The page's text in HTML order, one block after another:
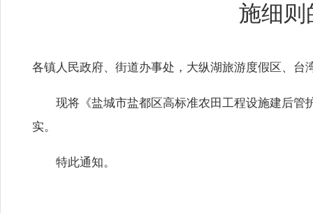
施细则
各镇人民政府、街道办事处，大纵湖旅游度假区、
现将《盐城市盐都区高标准农田工程设施建后管
实。
特此通知。